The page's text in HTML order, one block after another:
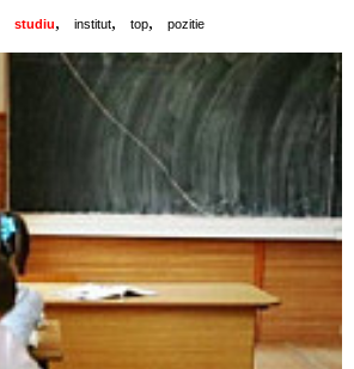
studiu, institut, top, pozitie